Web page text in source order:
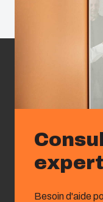
expert
Besoin d'aide